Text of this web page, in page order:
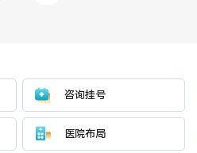
咨询挂号
医院布局